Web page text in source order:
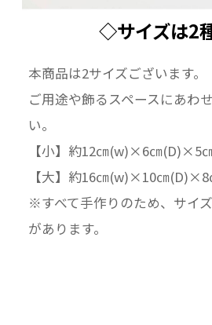
◇サイズは2
本商品は2サイズございます。
ご用途や飾るスペースにあわ
い。
【小】約12㎝(w)×6㎝(D)×5
【大】約16㎝(w)×10㎝
※すべて手作りのため、サイ
があります。